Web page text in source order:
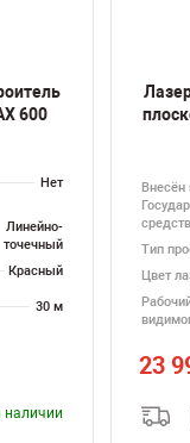
600
Нет
Линейно-
точечный
Красный
30 м
наличии
Внесён
Тип
Цвет
23